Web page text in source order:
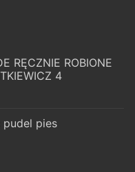
RĘCZNIE ROBIONE
4
pudel pies